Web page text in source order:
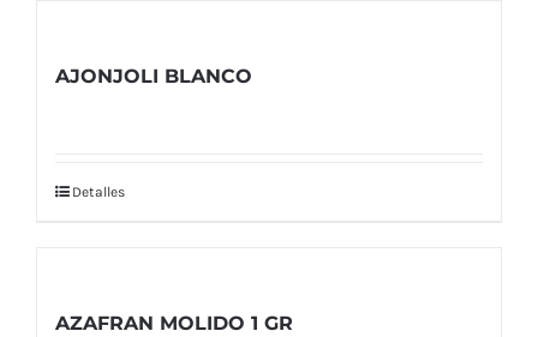
AJONJOLI BLANCO
Detalles
AZAFRAN MOLIDO 1 GR